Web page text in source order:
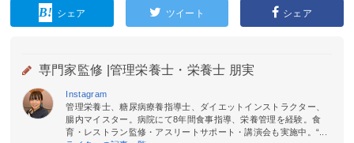
シェア ツイート シェア
専門家監修 | 管理栄養士・栄養士 朋実
Instagram
管理栄養士、糖尿病療養指導士、ダイエットインストラクター、
腸内マイスター。病院にて8年間食事指導、栄養管理を経験。食
育・レストラン監修・アスリートサポート・講演会も実施中。“...